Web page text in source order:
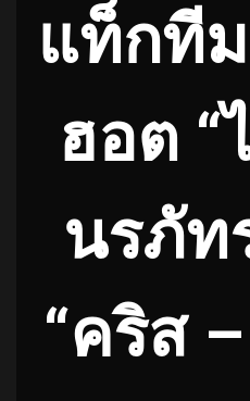
แท็กที
ฮอต “
นรภัท
“คริส